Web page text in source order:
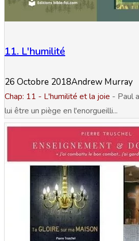
11. L'humilité
26 Octobre 2018Andrew Murray
Chap: 11 - L'humilité et la joie - Paul
lui être un piège en l'enorgueilli...